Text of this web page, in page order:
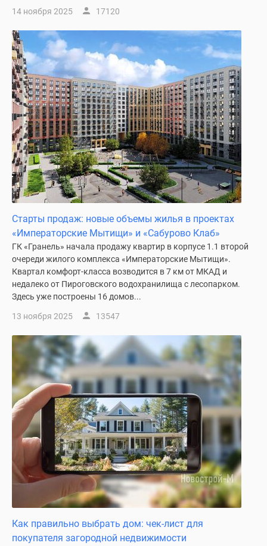
14 ноября 2025 17120
Старты продаж: новые объемы жилья в проектах
«Императорские Мытищи» и «Сабурово Клаб»
ГК «Гранель» начала продажу квартир в корпусе 1.1 второй
очереди жилого комплекса «Императорские Мытищи».
Квартал комфорт-класса возводится в 7 км от МКАД и
недалеко от Пироговского водохранилища с лесопарком.
Здесь уже построены 16 домов...
13 ноября 2025 13547
Как правильно выбрать дом: чек-лист для
покупателя загородной недвижимости